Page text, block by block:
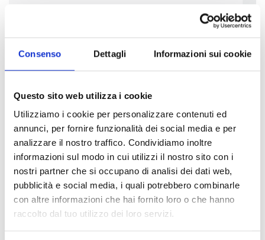
Consenso Dettagli Informazioni sui cookie
Questo sito web utilizza i cookie
Utilizziamo i cookie per personalizzare contenuti ed
annunci, per fornire funzionalità dei social media e per
analizzare il nostro traffico. Condividiamo inoltre
informazioni sul modo in cui utilizzi il nostro sito con i
nostri partner che si occupano di analisi dei dati web,
pubblicità e social media, i quali potrebbero combinarle
con altre informazioni che hai fornito loro o che hanno
raccolto dal tuo utilizzo dei loro servizi.
Ruolo:
Responsabile Ufficio Stampa
Telefono:
070 71180260